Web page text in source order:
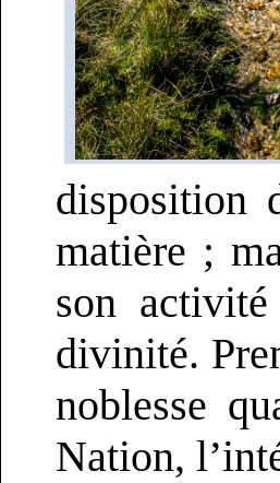
disposition
matière ;
son
divinité.
noblesse
Nation,